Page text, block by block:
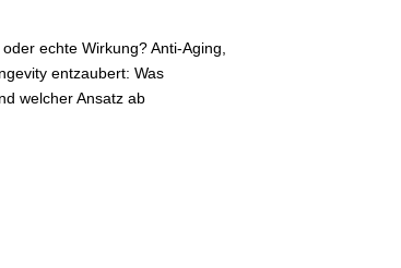
echte Wirkung? Anti-Aging,
entzaubert: Was
welcher Ansatz ab